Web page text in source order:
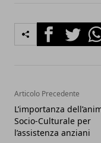
FacebookTwitter
Articolo Precedente
L’importanza
Socio-Culturale per
l’assistenza anziani